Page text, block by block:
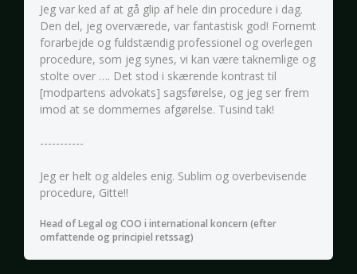
Jeg var ked af at gå glip af hele din procedure i dag.
Den del, jeg overværede, var fantastisk god! Fornemt
forarbejde og fuldstændig professionel og overlegen
procedure, som jeg synes, vi kan være taknemlige og
stolte over …. Det stod i skærende kontrast til
[modpartens advokats] sagsførelse, og jeg ser frem
imod at se dommernes afgørelse. Tusind tak!
-----------
Jeg er helt og aldeles enig. Sublim og overbevisende
procedure, Gitte!!
Head of Legal og COO i international koncern (efter
omfattende og principiel retssag)